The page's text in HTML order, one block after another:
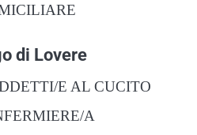
di Lovere
E AL CUCITO
A